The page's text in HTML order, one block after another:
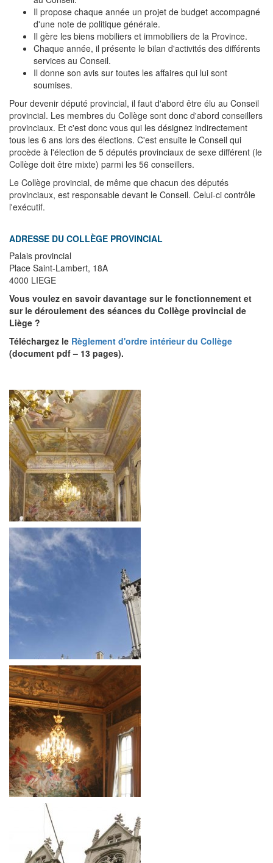
Il propose chaque année un projet de budget accompagné
d'une note de politique générale.
Il gère les biens mobiliers et immobiliers de la Province.
Chaque année, il présente le bilan d'activités des différents
services au Conseil.
Il donne son avis sur toutes les affaires qui lui sont
soumises.
Pour devenir député provincial, il faut d'abord être élu au Conseil
provincial. Les membres du Collège sont donc d'abord conseillers
provinciaux. Et c'est donc vous qui les désignez indirectement
tous les 6 ans lors des élections. C'est ensuite le Conseil qui
procède à l'élection de 5 députés provinciaux de sexe différent (le
Collège doit être mixte) parmi les 56 conseillers.
Le Collège provincial, de même que chacun des députés
provinciaux, est responsable devant le Conseil. Celui-ci contrôle
l'exécutif.
ADRESSE DU COLLÈGE PROVINCIAL
Palais provincial
Place Saint-Lambert, 18A
4000 LIEGE
Vous voulez en savoir davantage sur le fonctionnement et
sur le déroulement des séances du Collège provincial de
Liège ?
Téléchargez le Règlement d'ordre intérieur du Collège
(document pdf – 13 pages).